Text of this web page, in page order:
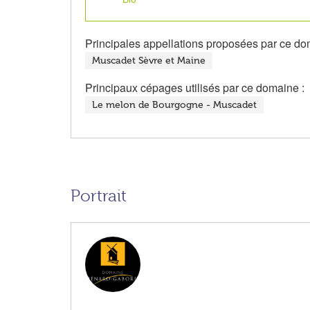
Principales appellations proposées par ce
Muscadet Sèvre et Maine
Principaux cépages utilisés par ce domaine :
Le melon de Bourgogne - Muscadet
Portrait